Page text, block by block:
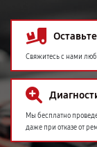
Свяжитесь с нами
Мы бесплатно
даже при отказе от